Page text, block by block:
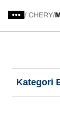
/ CHERY
Kategori